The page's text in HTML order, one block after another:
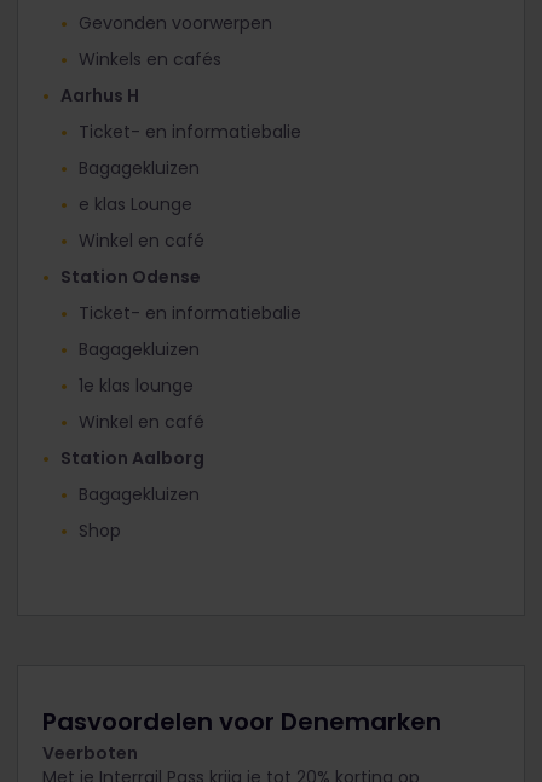
Gevonden voorwerpen
Winkels en cafés
Aarhus H
Ticket- en informatiebalie
Bagagekluizen
e klas Lounge
Winkel en café
Station Odense
Ticket- en informatiebalie
Bagagekluizen
1e klas lounge
Winkel en café
Station Aalborg
Bagagekluizen
Shop
Pasvoordelen voor Denemarken
Veerboten
Met je Interrail Pass krijg je tot 20% korting op